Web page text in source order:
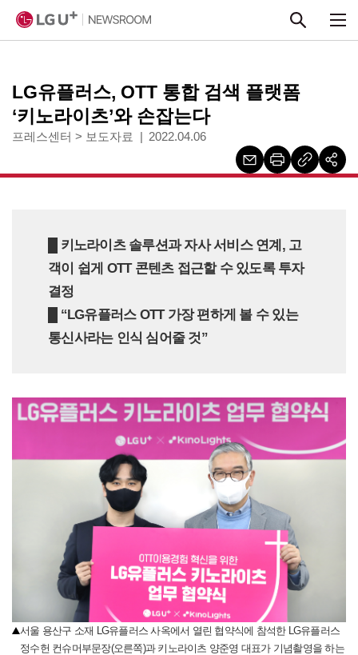
LG유플러스, OTT 통합 검색 플랫폼
‘키노라이츠’와 손잡는다
프레스센터 > 보도자료 2022.04.06
█ 키노라이츠 솔루션과 자사 서비스 연계, 고
객이 쉽게 OTT 콘텐츠 접근할 수 있도록 투자
결정
█ “LG유플러스 OTT 가장 편하게 볼 수 있는
통신사라는 인식 심어줄 것”
서울 용산구 소재 LG유플러스 사옥에서 열린 협약식에 참석한 LG유플러스
정수헌 컨슈머부문장(오른쪽)과 키노라이츠 양준영 대표가 기념촬영을 하는